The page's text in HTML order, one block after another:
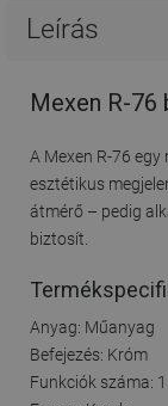
Leírás
Mexen R-76
A Mexen R-76
esztétikus
átmérő – pedig
biztosít.
Anyag: Műanyag
Befejezés: Króm
Funkciók száma: 1